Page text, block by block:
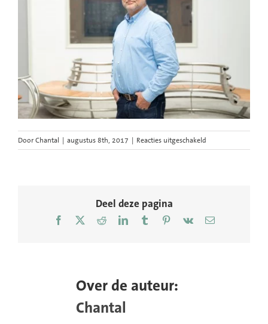
DoorChantal | augustus 8th, 2017 | Reacties uitgeschakeld
Circo-
Bekker
Deel deze pagina
Facebook
X RedditLinkedInTumblrPinterest
Vk
E-
Over de auteur:
Chantal